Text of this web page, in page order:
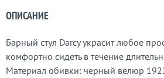
ОПИСАНИЕ
Барный стул Darcy украсит любое
комфортно сидеть в течение
Материал обивки: черный велюр